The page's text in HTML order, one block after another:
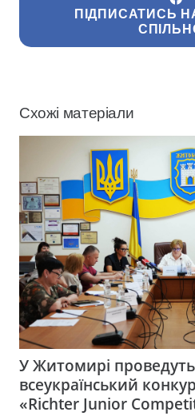
ПІДПИСАТИСЬ
Схожі матеріали
У Житомирі
всеукраїнський
«Richter Junior